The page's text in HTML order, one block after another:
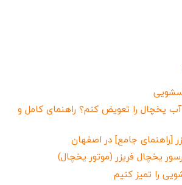
یخچال را تعویض کنم؟ راهنمای کامل و
[راهنمای جامع] در اصفهان
یخچال فریزر (موتور یخچال)
را تمیز کنیم